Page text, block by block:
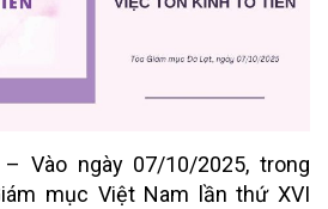
– Vào ngày 07/10/2025, trong
mục Việt Nam lần thứ XVI